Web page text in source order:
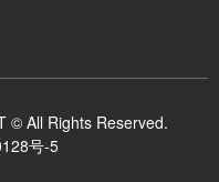
© All Rights Reserved.
号-5